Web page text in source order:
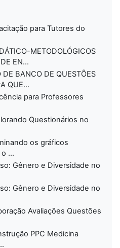
para Tutores do
METODOLÓGICOS
EN...
DE BANCO DE QUESTÕES
QUE...
para Professores
Questionários no
os gráficos
...
Gênero e Diversidade no
Gênero e Diversidade no
Avaliações Questões
PPC Medicina